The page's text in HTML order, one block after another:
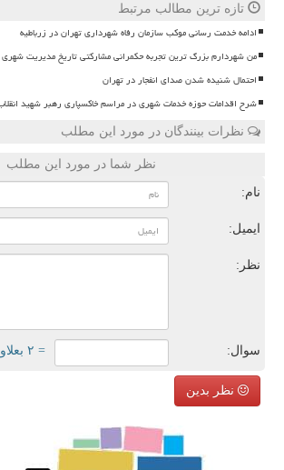
تازه ترین مطالب مرتبط
ادامه خدمت رسانی موکب سازمان رفاه شهرداری تهران در زرباطیه
من شهردارم بزرگ ترین تجربه حکمرانی مشارکتی تاریخ مدیریت
احتمال شنیده شدن صدای انفجار در تهران
شرح اقدامات حوزه خدمات شهری در مراسم خاکسپاری رهبر شهید
نظرات بینندگان در مورد این مطلب
نظر شما در مورد این مطلب
نام:
ایمیل:
نظر:
سوال: = ۲ بعلاوه ۳
نظر بدین